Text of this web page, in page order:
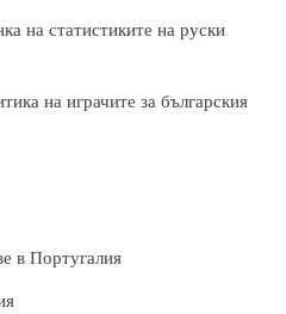
на статистиките на руски
на играчите за българския
в Португалия